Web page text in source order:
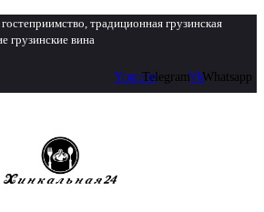
традиционная грузинская
грузинские вина
YoutubeTelegramVkWhatsapp